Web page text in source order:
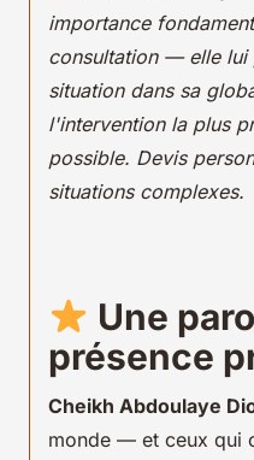
importance
consultation — elle lui
situation dans sa
l'intervention la plus
possible. Devis
situations complexes.
Une
présence
Cheikh Abdoulaye
monde — et ceux qui